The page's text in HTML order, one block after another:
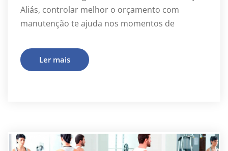
Aliás, controlar melhor o orçamento com
manutenção te ajuda nos momentos de
Ler mais